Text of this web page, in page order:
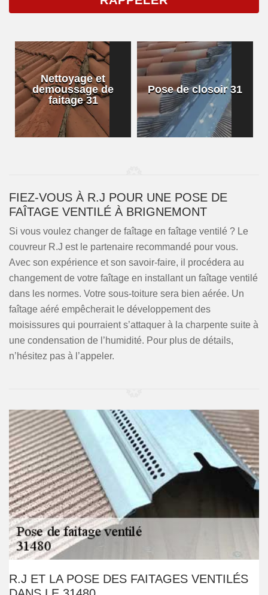
Nettoyage et
demoussage de
faitage 31
Pose de closoir 31
FIEZ-VOUS À R.J POUR UNE POSE DE
FAÎTAGE VENTILÉ À BRIGNEMONT
Si vous voulez changer de faîtage en faîtage ventilé ? Le
couvreur R.J est le partenaire recommandé pour vous.
Avec son expérience et son savoir-faire, il procédera au
changement de votre faîtage en installant un faîtage ventilé
dans les normes. Votre sous-toiture sera bien aérée. Un
faîtage aéré empêcherait le développement des
moisissures qui pourraient s’attaquer à la charpente suite à
une condensation de l’humidité. Pour plus de détails,
n’hésitez pas à l’appeler.
R.J ET LA POSE DES FAITAGES VENTILÉS